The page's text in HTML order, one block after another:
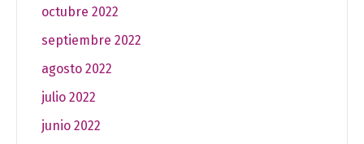
octubre 2022
septiembre 2022
agosto 2022
julio 2022
junio 2022